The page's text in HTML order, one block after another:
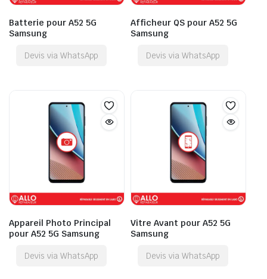
Batterie pour A52 5G
Samsung
Devis via WhatsApp
Afficheur QS pour A52 5G
Samsung
Devis via WhatsApp
Appareil Photo Principal
pour A52 5G Samsung
Devis via WhatsApp
Vitre Avant pour A52 5G
Samsung
Devis via WhatsApp